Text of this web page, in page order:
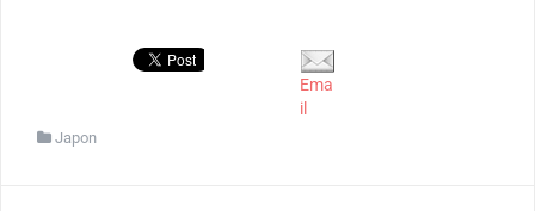
Ema
il
Japon